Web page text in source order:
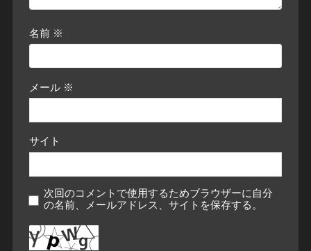
名前 ※
メール ※
サイト
次回のコメントで使用するためブラウザーに自分
の名前、メールアドレス、サイトを保存する。